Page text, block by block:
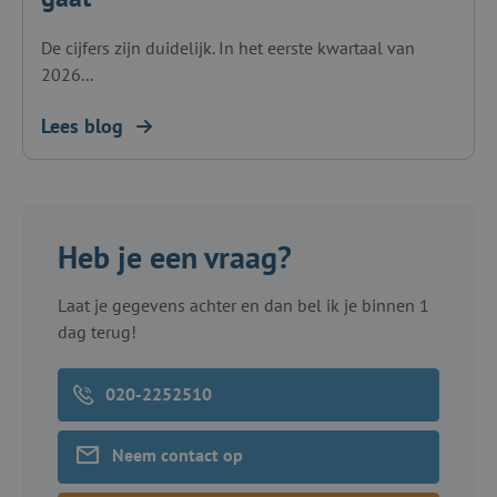
De cijfers zijn duidelijk. In het eerste kwartaal van
2026...
Lees blog
Heb je een vraag?
Laat je gegevens achter en dan bel ik je binnen 1
dag terug!
020-2252510
Neem contact op